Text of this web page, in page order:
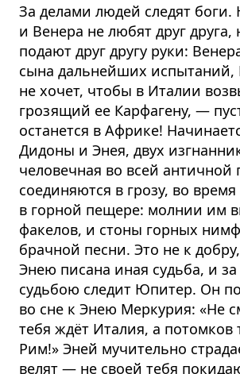
За делами людей следят
и Венера не любят друг друга,
подают друг другу руки:
сына дальнейших
не хочет, чтобы в Италии
грозящий ее Карфагену, —
останется в Африке!
Дидоны и Энея, двух
человечная во всей античной
соединяются в грозу, во
в горной пещере: молнии им
факелов, и стоны горных
брачной песни. Это не к
Энею писана иная судьба, и за
судьбою следит Юпитер. Он
во сне к Энею Меркурия: «Не
тебя ждёт Италия, а потомков
Рим!» Эней мучительно
велят — не своей тебя